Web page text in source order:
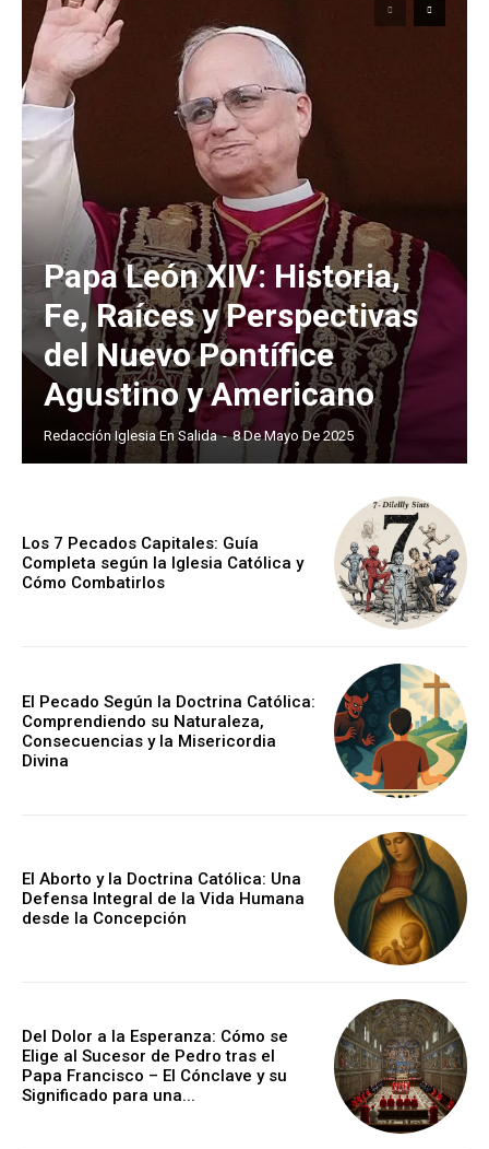
Papa León XIV: Historia,
Fe, Raíces y Perspectivas
del Nuevo Pontífice
Agustino y Americano
Redacción Iglesia En Salida - 8 De Mayo De 2025
Los 7 Pecados Capitales: Guía
Completa según la Iglesia Católica y
Cómo Combatirlos
El Pecado Según la Doctrina Católica:
Comprendiendo su Naturaleza,
Consecuencias y la Misericordia
Divina
El Aborto y la Doctrina Católica: Una
Defensa Integral de la Vida Humana
desde la Concepción
Del Dolor a la Esperanza: Cómo se
Elige al Sucesor de Pedro tras el
Papa Francisco – El Cónclave y su
Significado para una...